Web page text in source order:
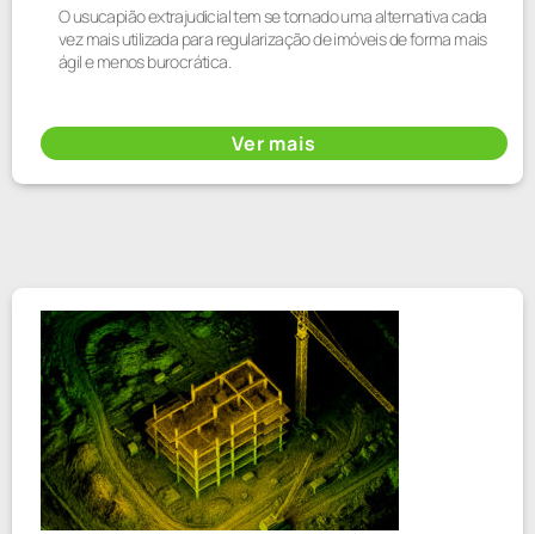
O usucapião extrajudicial tem se tornado uma alternativa cada
vez mais utilizada para regularização de imóveis de forma mais
ágil e menos burocrática.
Ver mais